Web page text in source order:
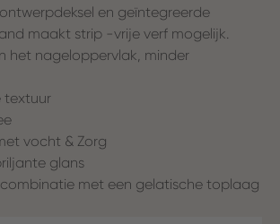
en geïntegreerde
maakt strip -vrije verf mogelijk.
het nageloppervlak, minder
textuur
vocht & Zorg
glans
combinatie met een gelatische toplaag